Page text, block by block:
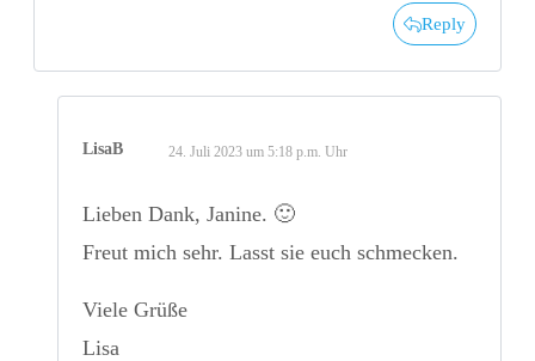
Reply
LisaB 24. Juli 2023 um 5:18 p.m. Uhr
Lieben Dank, Janine. 🙂
Freut mich sehr. Lasst sie euch schmecken.
Viele Grüße
Lisa